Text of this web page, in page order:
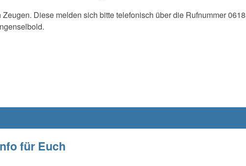
Diese melden sich bitte telefonisch über die Rufnummer
für Euch